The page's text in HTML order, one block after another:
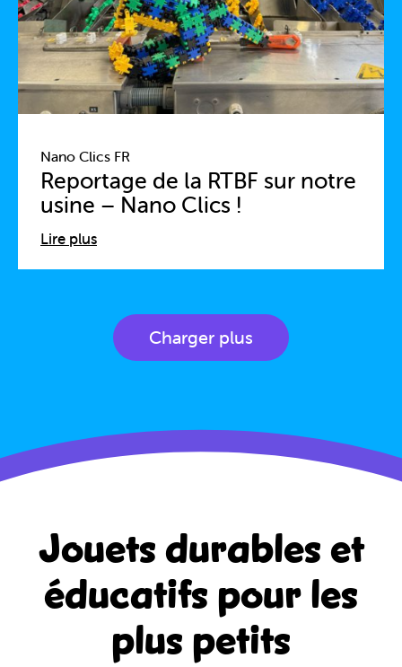
Nano Clics FR
Reportage de la RTBF sur notre
usine – Nano Clics !
Lire plus
Charger plus
Jouets durables et
éducatifs pour les
plus petits